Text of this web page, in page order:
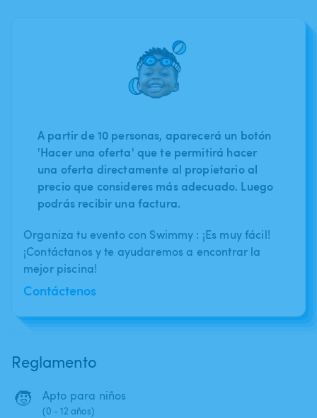
A partir de 10 personas, aparecerá un botón
'Hacer una oferta' que te permitirá hacer
una oferta directamente al propietario al
precio que consideres más adecuado. Luego
podrás recibir una factura.
Organiza tu evento con Swimmy : ¡Es muy fácil!
¡Contáctanos y te ayudaremos a encontrar la
mejor piscina!
Contáctenos
Reglamento
🧒 Apto para niños
(0 - 12 años)